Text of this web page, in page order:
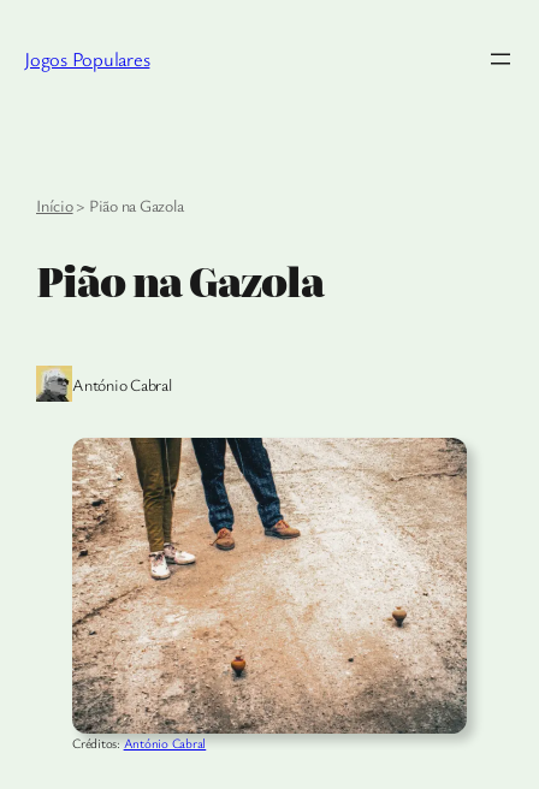
Jogos Populares
Início> Pião na Gazola
Pião na Gazola
António Cabral
Créditos:António Cabral